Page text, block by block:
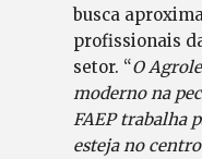
busca
profissionais
setor. “O
moderno na
FAEP trabalha
esteja no